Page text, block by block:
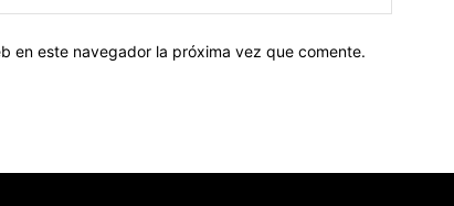
web:
en este navegador la próxima vez que comente.